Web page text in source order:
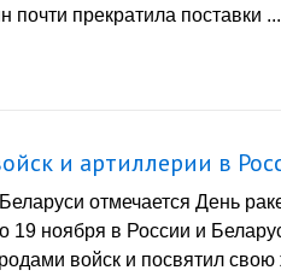
прекратила поставки ...
и артиллерии в
отмечается День
19 ноября в России и
войск и посвятил свою